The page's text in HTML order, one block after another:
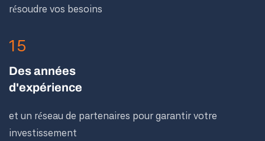
résoudre vos besoins
15
Des années
d'expérience
et un réseau de partenaires pour garantir votre
investissement